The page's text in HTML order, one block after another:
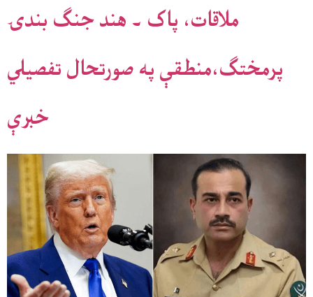
ملاقات، پاک ۔ هند جنګ بندۍ
پرمختګ،منطقې په صورتحال تفصيلي
خبرې